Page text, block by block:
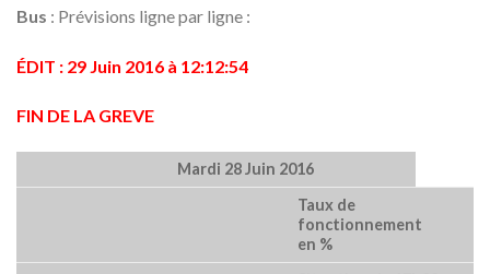
Bus : Prévisions ligne par ligne :
ÉDIT : 29 Juin 2016 à 12:12:54
FIN DE LA GREVE
Mardi 28 Juin 2016
Taux de
fonctionnement
en %